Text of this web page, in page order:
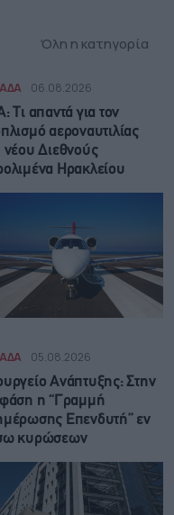
Όλη η κατηγορία
06.08.2026
Τι απαντά για τον
αεροναυτιλίας
νέου Διεθνούς
Ηρακλείου
05.08.2026
Ανάπτυξης: Στην
η “Γραμμή
Επενδυτή” εν
κυρώσεων